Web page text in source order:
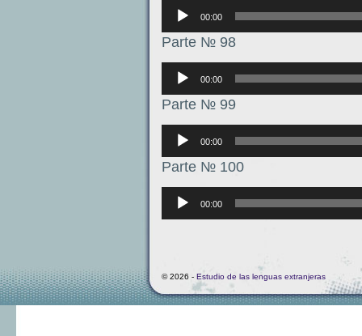
Аудиоплеер
00:00
Parte № 98
Аудиоплеер
00:00
Parte № 99
Аудиоплеер
00:00
Parte № 100
Аудиоплеер
00:00
© 2026 - Estudio de las lenguas extranjeras